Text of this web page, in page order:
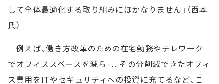
して全体最適化する取り組みにほかなりません」（西本
氏）
例えば、働き方改革のための在宅勤務やテレワーク
でオフィススペースを減らし、その分削減できたオフィ
ス費用をITやセキュリティへの投資に充てるなど、こ